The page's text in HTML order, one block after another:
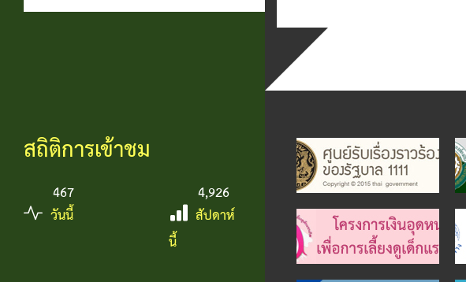
สถิติการเข้าชม
467
วันนี้
4,926
สัปดาห์
นี้